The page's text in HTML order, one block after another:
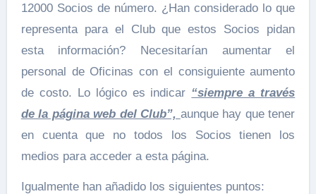
12000 Socios de número. ¿Han considerado lo que
representa para el Club que estos Socios pidan
esta información? Necesitarían aumentar el
personal de Oficinas con el consiguiente aumento
de costo. Lo lógico es indicar “siempre a través
de la página web del Club”, aunque hay que tener
en cuenta que no todos los Socios tienen los
medios para acceder a esta página.
Igualmente han añadido los siguientes puntos: